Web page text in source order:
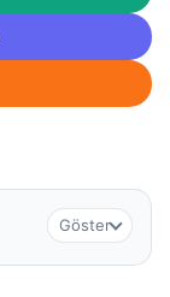
Göster